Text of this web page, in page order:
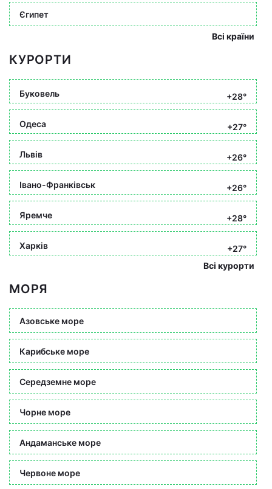
Єгипет
Всі країни
КУРОРТИ
Буковель +28°
Одеса +27°
Львів +26°
Івано-Франківськ +26°
Яремче +28°
Харків
+27°
Всі курорти
МОРЯ
Азовське море
Карибське море
Середземне море
Чорне море
Андаманське море
Червоне море